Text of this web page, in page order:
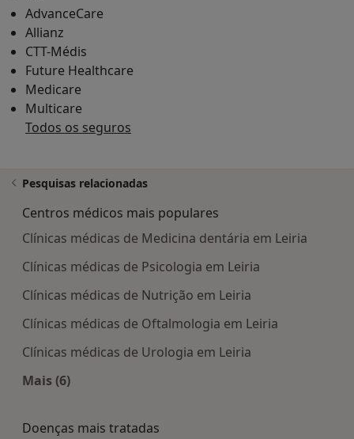
AdvanceCare
Allianz
CTT-Médis
Future Healthcare
Medicare
Multicare
Todos os seguros
Pesquisas relacionadas
Centros médicos mais populares
Clínicas médicas de Medicina dentária em Leiria
Clínicas médicas de Psicologia em Leiria
Clínicas médicas de Nutrição em Leiria
Clínicas médicas de Oftalmologia em Leiria
Clínicas médicas de Urologia em Leiria
Mais (6)
Doenças mais tratadas